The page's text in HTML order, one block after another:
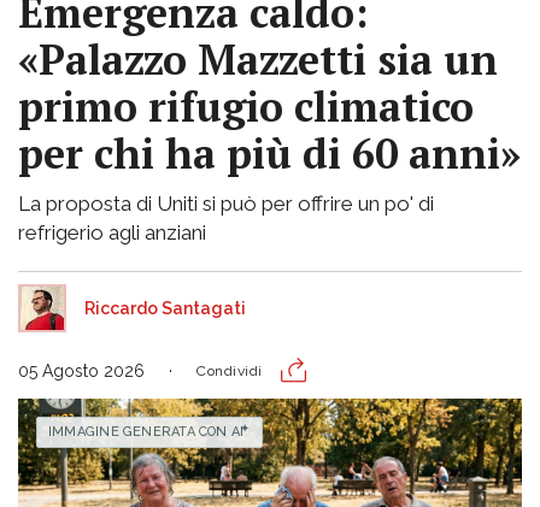
Emergenza caldo:
«Palazzo Mazzetti sia un
primo rifugio climatico
per chi ha più di 60 anni»
La proposta di Uniti si può per offrire un po' di
refrigerio agli anziani
Riccardo Santagati
05 Agosto 2026 Condividi
IMMAGINE GENERATA CON AI